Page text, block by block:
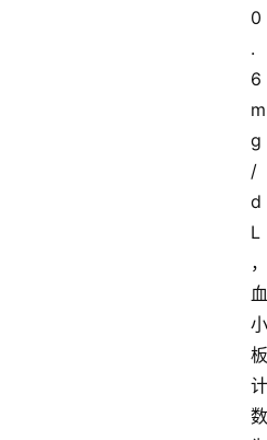
0
.
6
m
g
/
d
L
，
血
小
板
计
数